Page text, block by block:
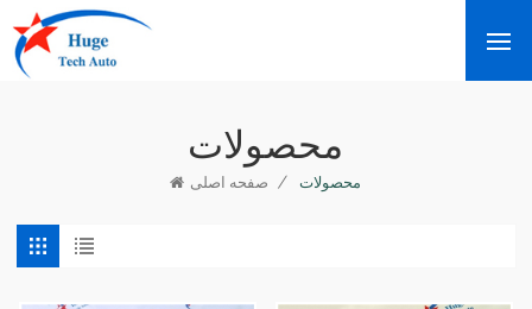
محصولات
صفحه اصلی / محصولات